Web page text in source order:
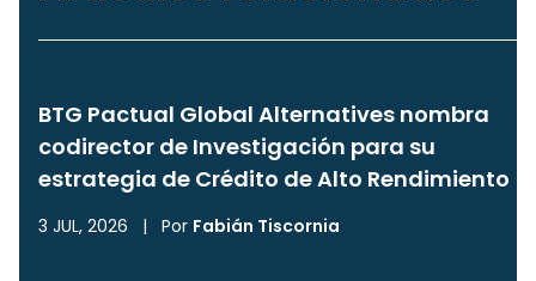
BTG Pactual Global Alternatives nombra
codirector de Investigación para su
estrategia de Crédito de Alto Rendimiento
3 JUL, 2026 | Por Fabián Tiscornia